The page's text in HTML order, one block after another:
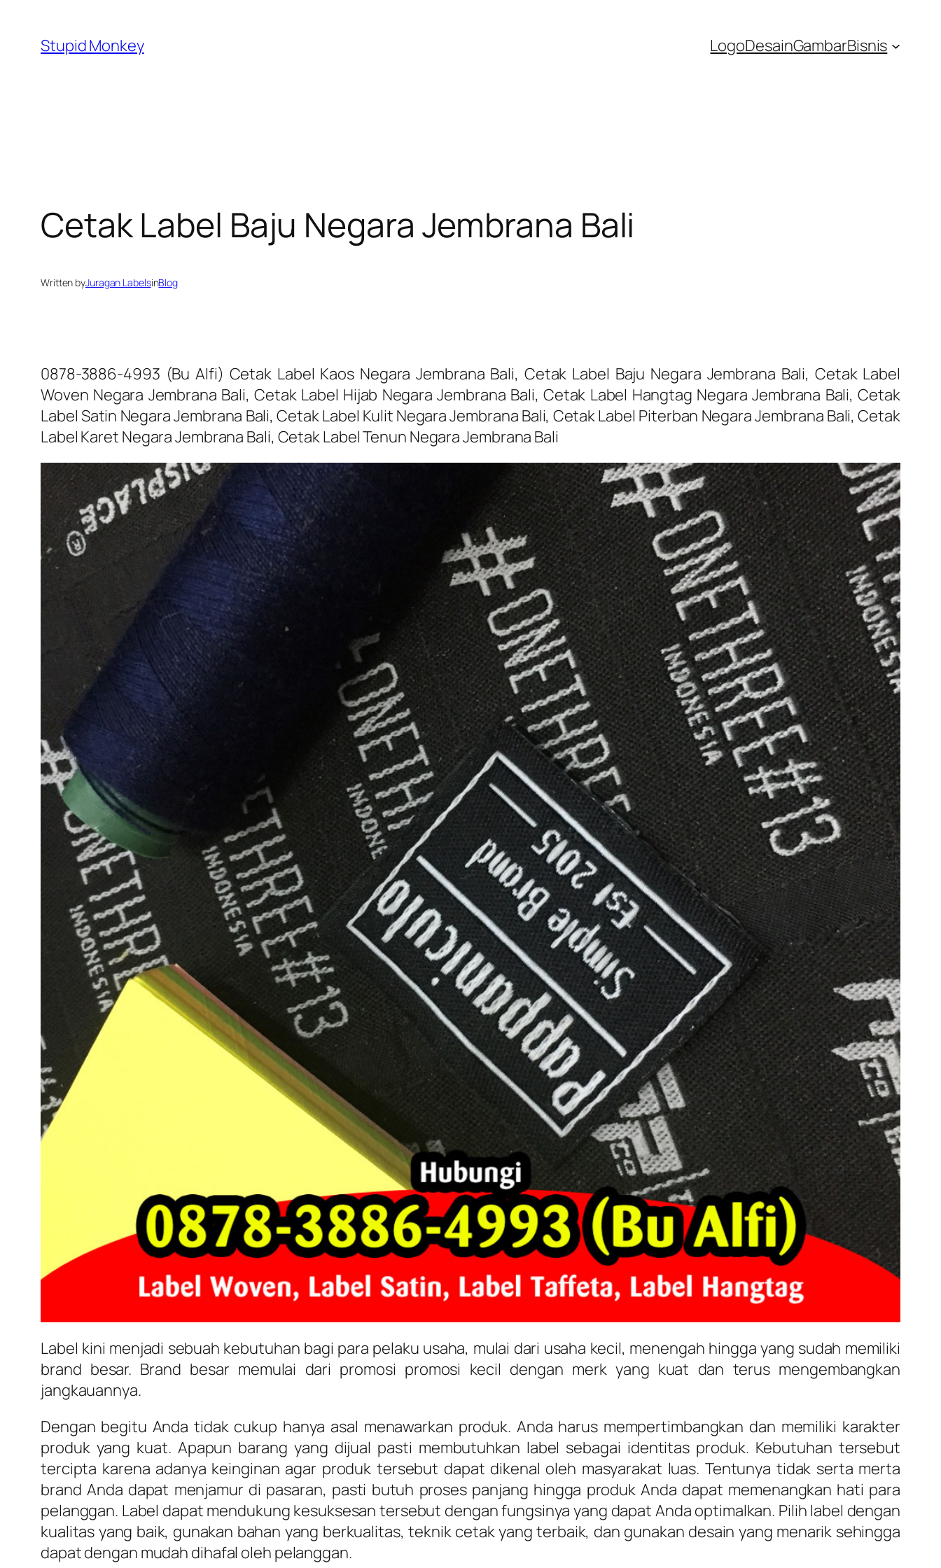
content
Stupid Monkey LogoDesainGambarBisnis
Cetak Label Baju Negara Jembrana Bali
Written byJuragan LabelsinBlog
0878-3886-4993 (Bu Alfi) Cetak Label Kaos Negara Jembrana Bali, Cetak Label Baju Negara Jembrana Bali, Cetak Label
Woven Negara Jembrana Bali, Cetak Label Hijab Negara Jembrana Bali, Cetak Label Hangtag Negara Jembrana Bali, Cetak
Label Satin Negara Jembrana Bali, Cetak Label Kulit Negara Jembrana Bali, Cetak Label Piterban Negara Jembrana Bali, Cetak
Label Karet Negara Jembrana Bali, Cetak Label Tenun Negara Jembrana Bali
Label kini menjadi sebuah kebutuhan bagi para pelaku usaha, mulai dari usaha kecil, menengah hingga yang sudah memiliki
brand besar. Brand besar memulai dari promosi promosi kecil dengan merk yang kuat dan terus mengembangkan
jangkauannya.
Dengan begitu Anda tidak cukup hanya asal menawarkan produk. Anda harus mempertimbangkan dan memiliki karakter
produk yang kuat. Apapun barang yang dijual pasti membutuhkan label sebagai identitas produk. Kebutuhan tersebut
tercipta karena adanya keinginan agar produk tersebut dapat dikenal oleh masyarakat luas. Tentunya tidak serta merta
brand Anda dapat menjamur di pasaran, pasti butuh proses panjang hingga produk Anda dapat memenangkan hati para
pelanggan. Label dapat mendukung kesuksesan tersebut dengan fungsinya yang dapat Anda optimalkan. Pilih label dengan
kualitas yang baik, gunakan bahan yang berkualitas, teknik cetak yang terbaik, dan gunakan desain yang menarik sehingga
dapat dengan mudah dihafal oleh pelanggan.